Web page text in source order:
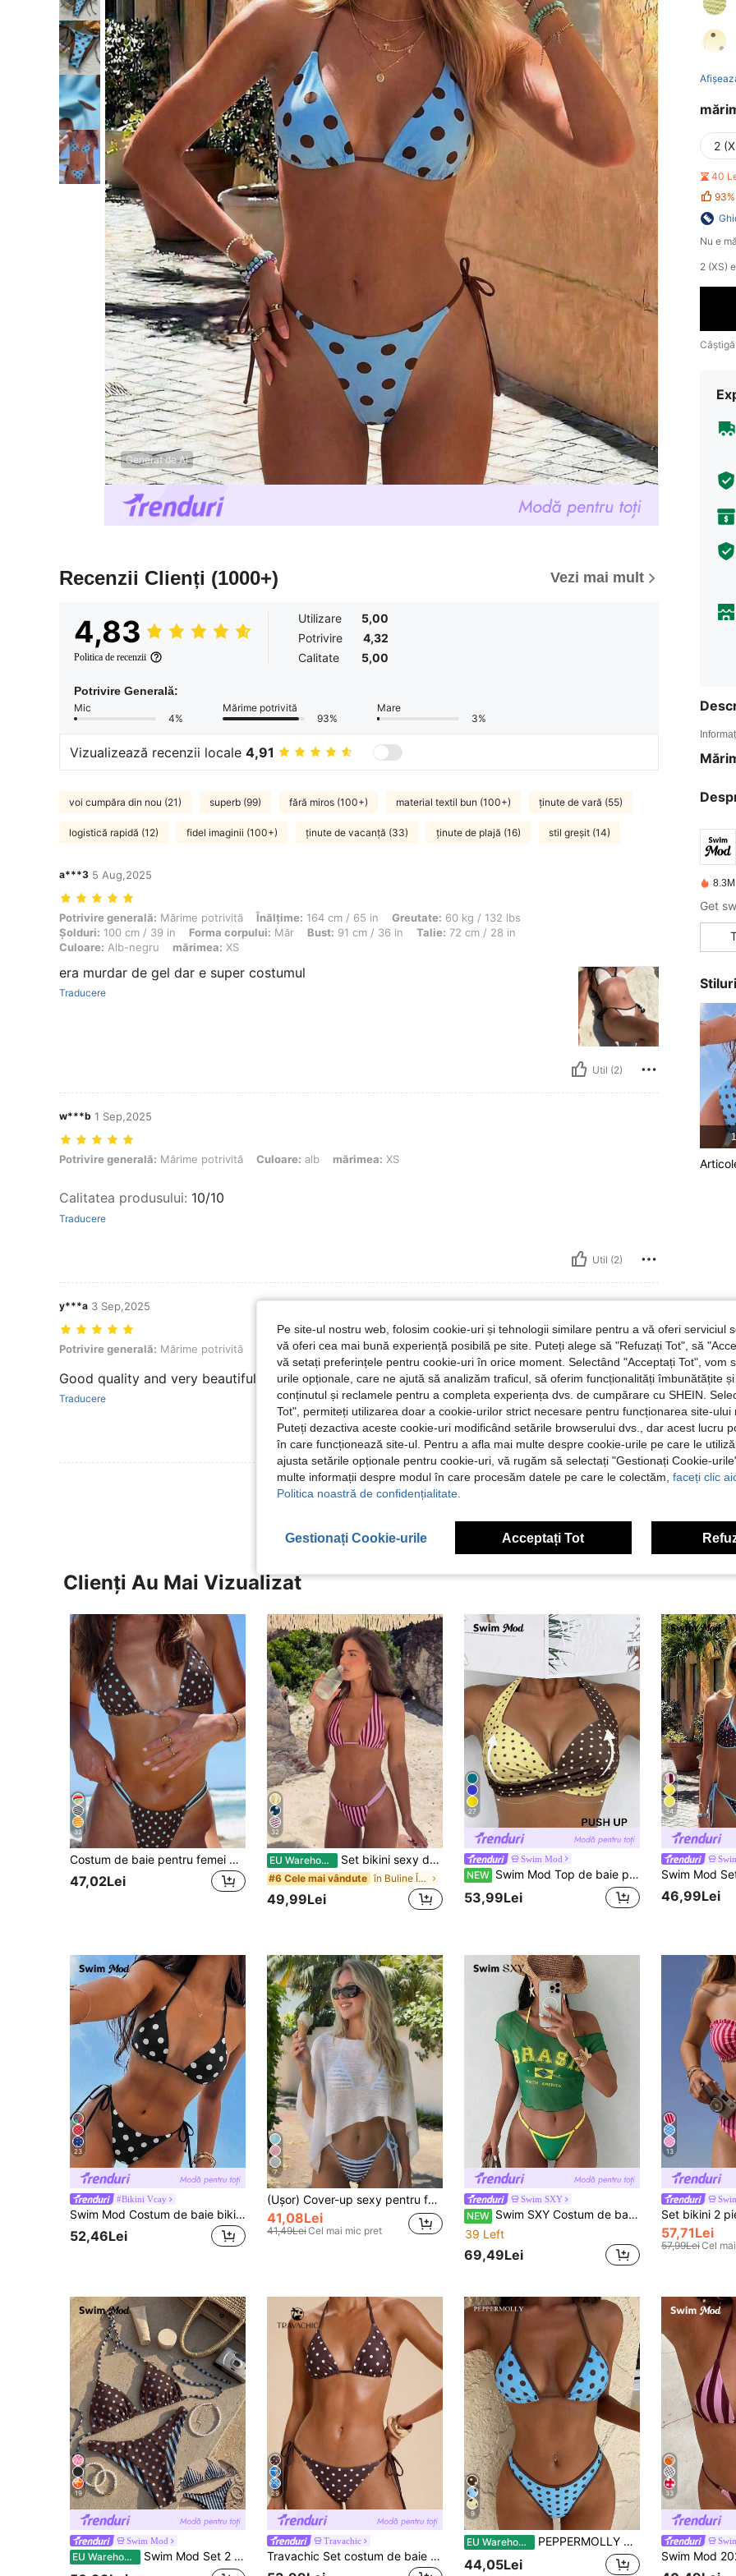
Generat de AI
Recenzii Clienți (1000+) Vezi mai mult
4,83
Politica de recenzii
Utilizare
5,00
Potrivire
4,32
Calitate
5,00
Potrivire Generală:
Mic
4%
Mărime potrivită
93%
Mare
3%
Vizualizează recenzii locale 4,91
voi cumpăra din nou (21) superb (99) fără miros (100+) material textil bun (100+) ținute de vară (55)
logistică rapidă (12) fidel imaginii (100+) ținute de vacanță (33) ținute de plajă (16) stil greșit (14)
a***3 5 Aug,2025
Potrivire generală: Mărime potrivită, Înălţime: 164 cm / 65 in, Greutate: 60 kg / 132 lbs, Șolduri: 100 cm / 39 in, Forma corpului: Măr, Bust: 91 cm / 36
Potrivire generală: Mărime potrivită Înălţime: 164 cm / 65 in Greutate: 60 kg / 132 lbs
Șolduri: 100 cm / 39 in Forma corpului: Măr Bust: 91 cm / 36 in Talie: 72 cm / 28 in
Culoare: Alb-negru mărimea: XS
era murdar de gel dar e super costumul
Traducere
Util (2)
w***b 1 Sep,2025
Potrivire generală: Mărime potrivită, Culoare: alb, mărimea: XS
Potrivire generală: Mărime potrivită Culoare: alb mărimea: XS
Calitatea produsului: 10/10
Traducere
Util (2)
y***a 3 Sep,2025
Potrivire generală: Mărime potrivită, Culoare: Alb-negru, mărimea: S
Potrivire generală: Mărime potrivită Culoare:Alb-negru mărimea:S
Good quality and very beautiful
Traducere
Util (1)
Vezi Mai Multe Recenzii
2
40
93%
Nu e
2 (XS)
Clienți Au Mai Vizualizat
32
Costum de baie pentru femei din două piese, cu imprimeu dungat, bretele halter și legare, sexy, la modă, minimalist, potrivit pentru fete tinere, vacanță la plajă, călătorii și întâlniri de vară
47,02Lei
32
EU Warehouse Set bikini sexy de damă pentru primăvară-vară, roz cu dungi și pois, pentru plajă și vacanță
#6 Cele mai vândute în Buline Îmbrăcăminte de plajă pentru femei
49,99Lei
27
Swim Mod
NEW Swim Mod Top de baie pentru femei, nou pentru primăvară/vară, cu bretele halter, push-up, sexy și elegant, pentru vacanță, plajă, piscină și petreceri
53,99Lei
34
46,99Lei
23
#Bikini Vcay
Swim Mod Costum de baie bikini din 2 piese pentru femei, primăvara/vara 2026, cu bretele subțiri, guler halter, negru cu imprimeu aleatoriu de polcă alb, dulce și drăguț, cu șnururi laterale și slip tip tanga
52,46Lei
7
(Ușor) Cover-up sexy pentru femei, din tricot, fără mâneci, scurt, transparent, pentru primăvară/vară, casual, navetă, vacanță, plajă, alb, boho chic
41,08Lei
41,49LeiCel mai mic pret
Swim SXY
NEW Swim SXY Costum de baie sexy de 3 piese pentru femei, bikini brazilian uni cu tiv minimalist, partă de jos reglabilă, acoperire cu imprimeu element brazilian și un singur breau, bikini sexy de 3 piese
39 Left
69,49Lei
13
57,71Lei
57,99LeiCel
19
Swim Mod
EU Warehouse Swim Mod Set 2 buc. Ținută de plajă la modă și drăguță pentru femei, top scurt, fără spate, reversibil, cu buline și dungi, cu imprimeu de petrecere/iaht, și slip de bikini adorabil
29
Travachic
Travachic Set costum de baie pentru femei cu imprimeu cu buline
9
EU Warehouse PEPPERMOLLY Set 2 buc. Costume de baie bikini pentru femei, sexy și la modă, alb-negru, costume de baie, vară, plajă, vacanță
44,05Lei
33
Pe site-ul nostru web, folosim cookie-uri și tehnologii similare pentru a vă oferi serviciul
vă oferi cea mai bună experiență posibilă pe site. Puteți alege să "Refuzați Tot", să
vă setați preferințele pentru cookie-uri în orice moment. Selectând "Acceptați Tot", vom
urile opționale, care ne ajută să analizăm traficul, să oferim funcționalități îmbunătățite
conținutul și reclamele pentru a completa experiența dvs. de cumpărare cu SHEIN.
Tot", permiteți utilizarea doar a cookie-urilor strict necesare pentru funcționarea site-ului
Puteți dezactiva aceste cookie-uri modificând setările browserului dvs., dar acest lucru
în care funcționează site-ul. Pentru a afla mai multe despre cookie-urile pe care le
ajusta setările opționale pentru cookie-uri, vă rugăm să selectați "Gestionați Cookie-
multe informații despre modul în care procesăm datele pe care le colectăm, faceți clic
Politica noastră de confidențialitate.
Gestionați Cookie-urile Acceptați Tot